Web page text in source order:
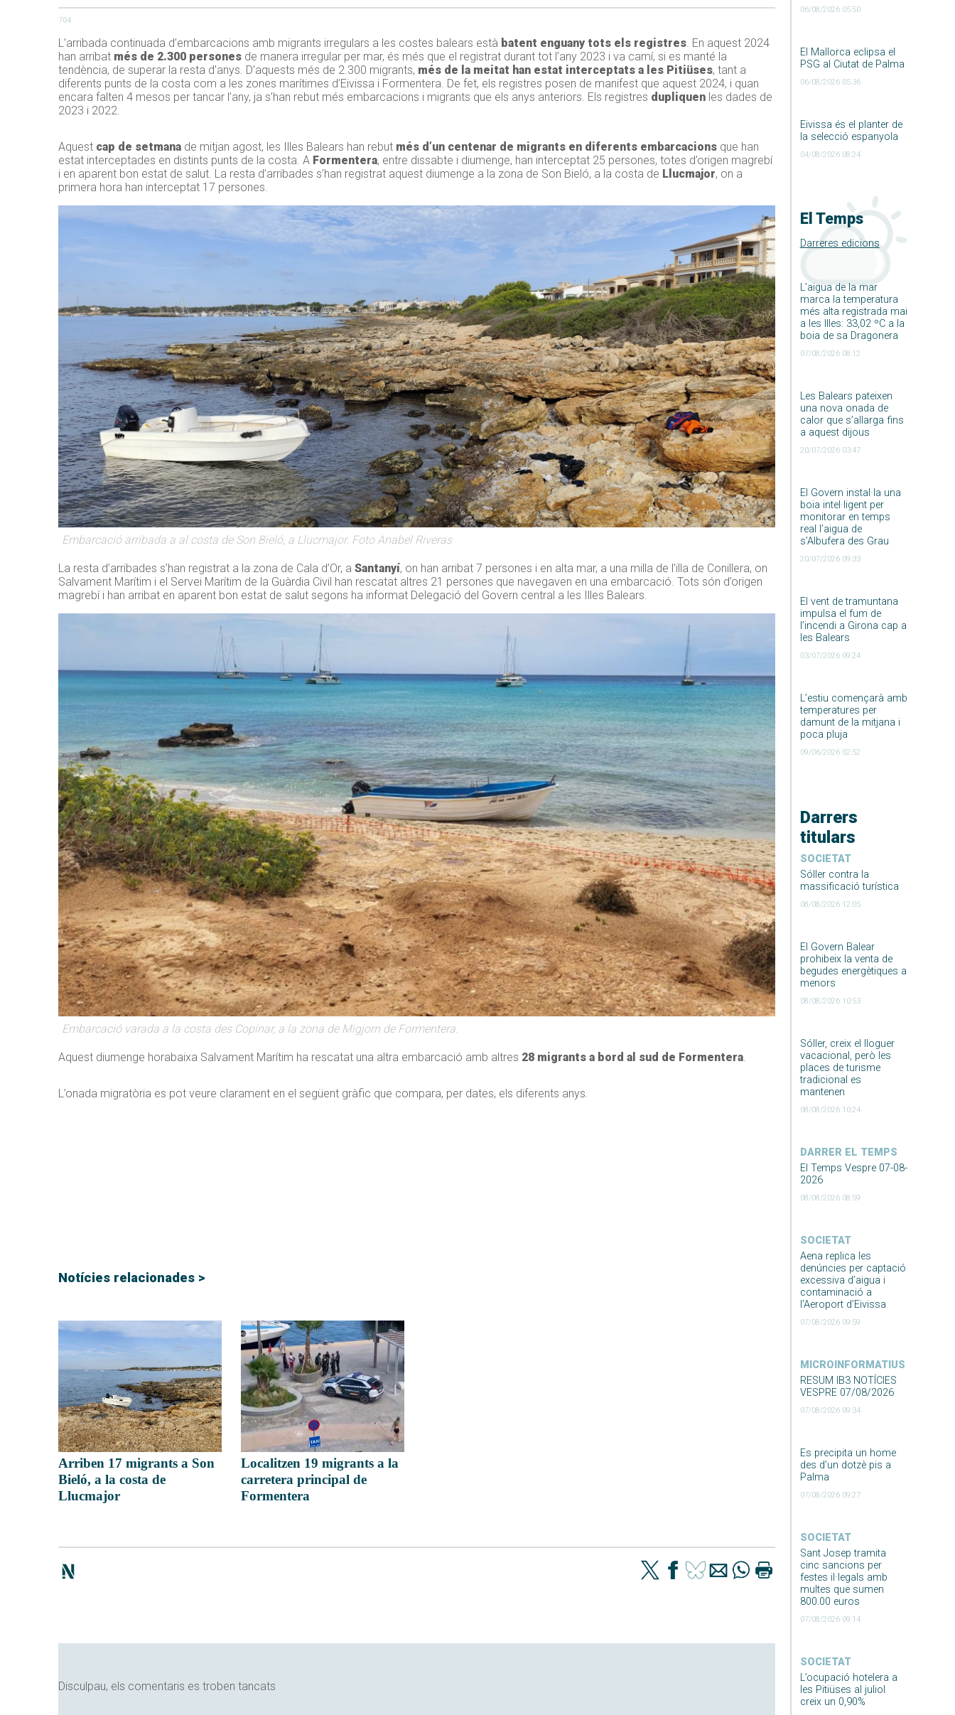
06/08/2026 05:50
El Mallorca eclipsa el
PSG al Ciutat de Palma
06/08/2026 05:36
Eivissa és el planter de
la selecció espanyola
04/08/2026 08:24
El Temps
Darreres edicions
L’aigua de la mar
marca la temperatura
més alta registrada mai
a les Illes: 33,02 ºC a la
boia de sa Dragonera
07/08/2026 08:12
Les Balears pateixen
una nova onada de
calor que s’allarga fins
a aquest dijous
20/07/2026 03:47
El Govern instal·la una
boia intel·ligent per
monitorar en temps
real l’aigua de
s’Albufera des Grau
20/07/2026 09:33
El vent de tramuntana
impulsa el fum de
l’incendi a Girona cap a
les Balears
03/07/2026 09:24
L’estiu començarà amb
temperatures per
damunt de la mitjana i
poca pluja
09/06/2026 02:52
Darrers
titulars
SOCIETAT
Sóller contra la
massificació turística
08/08/2026 12:05
El Govern Balear
prohibeix la venta de
begudes energètiques a
menors
08/08/2026 10:53
Sóller, creix el lloguer
vacacional, però les
places de turisme
tradicional es
mantenen
08/08/2026 10:24
DARRER EL TEMPS
El Temps Vespre 07-08-
2026
08/08/2026 08:59
SOCIETAT
Aena replica les
denúncies per captació
excessiva d’aigua i
contaminació a
l’Aeroport d’Eivissa
07/08/2026 09:59
MICROINFORMATIUS
RESUM IB3 NOTÍCIES
VESPRE 07/08/2026
07/08/2026 09:34
Es precipita un home
des d’un dotzè pis a
Palma
07/08/2026 09:27
SOCIETAT
Sant Josep tramita
cinc sancions per
festes il·legals amb
multes que sumen
800.00 euros
07/08/2026 09:14
SOCIETAT
L’ocupació hotelera a
les Pitiüses al juliol
creix un 0,90%
704
L’arribada continuada d’embarcacions amb migrants irregulars a les costes balears està batent enguany tots els registres. En aquest 2024
han arribat més de 2.300 persones de manera irregular per mar, és més que el registrat durant tot l’any 2023 i va camí, si es manté la
tendència, de superar la resta d’anys. D’aquests més de 2.300 migrants, més de la meitat han estat interceptats a les Pitiüses, tant a
diferents punts de la costa com a les zones marítimes d’Eivissa i Formentera. De fet, els registres posen de manifest que aquest 2024, i quan
encara falten 4 mesos per tancar l’any, ja s’han rebut més embarcacions i migrants que els anys anteriors. Els registres dupliquen les dades de
2023 i 2022.
Aquest cap de setmana de mitjan agost, les Illes Balears han rebut més d’un centenar de migrants en diferents embarcacions que han
estat interceptades en distints punts de la costa. A Formentera, entre dissabte i diumenge, han interceptat 25 persones, totes d’origen magrebí
i en aparent bon estat de salut. La resta d’arribades s’han registrat aquest diumenge a la zona de Son Bieló, a la costa de Llucmajor, on a
primera hora han interceptat 17 persones.
Embarcació arribada a al costa de Son Bieló, a Llucmajor. Foto Anabel Riveras
La resta d’arribades s’han registrat a la zona de Cala d’Or, a Santanyí, on han arribat 7 persones i en alta mar, a una milla de l’illa de Conillera, on
Salvament Marítim i el Servei Marítim de la Guàrdia Civil han rescatat altres 21 persones que navegaven en una embarcació. Tots són d’origen
magrebí i han arribat en aparent bon estat de salut segons ha informat Delegació del Govern central a les Illes Balears.
Embarcació varada a la costa des Copinar, a la zona de Migjorn de Formentera.
Aquest diumenge horabaixa Salvament Marítim ha rescatat una altra embarcació amb altres 28 migrants a bord al sud de Formentera.
L’onada migratòria es pot veure clarament en el següent gràfic que compara, per dates, els diferents anys.
Notícies relacionades >
Arriben 17 migrants a Son
Bieló, a la costa de
Llucmajor
Localitzen 19 migrants a la
carretera principal de
Formentera
Disculpau, els comentaris es troben tancats